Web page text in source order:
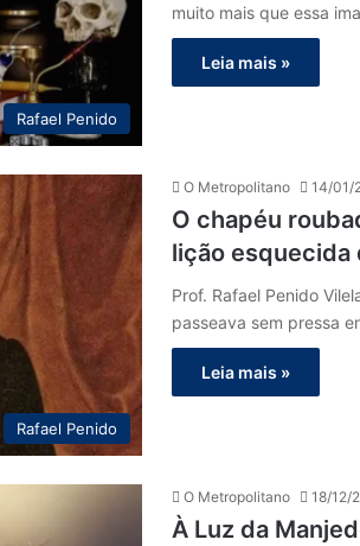
Rafael Penido
muito mais que essa
Leia mais »
Rafael Penido
O Metropolitano 14/01/
O chapéu
lição
Prof. Rafael Penido
passeava sem pressa
Leia mais »
O Metropolitano 18/12/
À Luz da